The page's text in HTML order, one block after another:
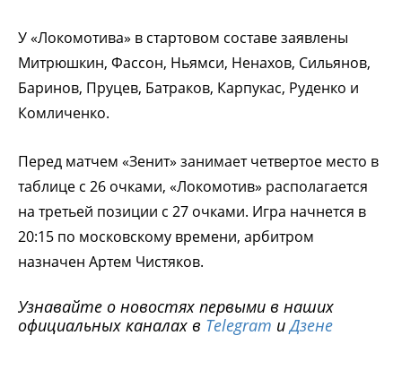
У «Локомотива» в стартовом составе заявлены
Митрюшкин, Фассон, Ньямси, Ненахов, Сильянов,
Баринов, Пруцев, Батраков, Карпукас, Руденко и
Комличенко.
Перед матчем «Зенит» занимает четвертое место в
таблице с 26 очками, «Локомотив» располагается
на третьей позиции с 27 очками. Игра начнется в
20:15 по московскому времени, арбитром
назначен Артем Чистяков.
Узнавайте о новостях первыми в наших
официальных каналах в Telegram иДзене